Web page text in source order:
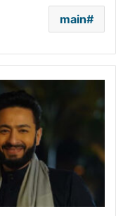
main
هلال
“المداح
7”..
تعاونه